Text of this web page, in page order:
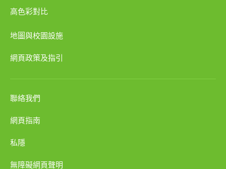
高色彩對比
地圖與校園設施
網頁政策及指引
聯絡我們
網頁指南
私隱
無障礙網頁聲明